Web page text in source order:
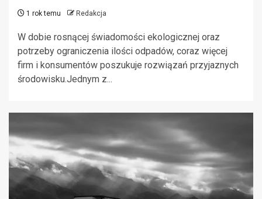
1 rok temu Redakcja
W dobie rosnącej świadomości ekologicznej oraz
potrzeby ograniczenia ilości odpadów, coraz więcej
firm i konsumentów poszukuje rozwiązań przyjaznych
środowisku.Jednym z...